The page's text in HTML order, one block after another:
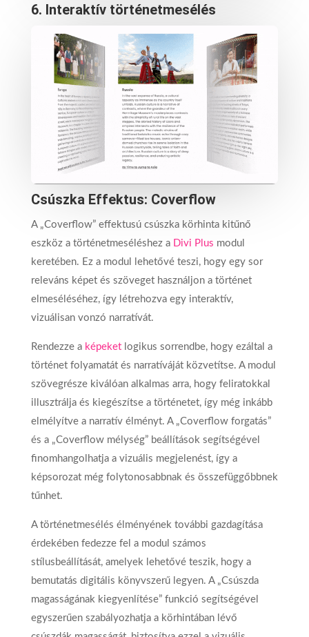
6. Interaktív történetmesélés
Csúszka Effektus: Coverflow
A „Coverflow” effektusú csúszka körhinta kitűnő
eszköz a történetmeséléshez a Divi Plus modul
keretében. Ez a modul lehetővé teszi, hogy egy sor
releváns képet és szöveget használjon a történet
elmeséléséhez, így létrehozva egy interaktív,
vizuálisan vonzó narratívát.
Rendezze a képeketlogikus sorrendbe, hogy ezáltal a
történet folyamatát és narratíváját közvetítse. A modul
szövegrésze kiválóan alkalmas arra, hogy feliratokkal
illusztrálja és kiegészítse a történetet, így még inkább
elmélyítve a narratív élményt. A „Coverflow forgatás”
és a „Coverflow mélység” beállítások segítségével
finomhangolhatja a vizuális megjelenést, így a
képsorozat még folytonosabbnak és összefüggőbbnek
tűnhet.
A történetmesélés élményének további gazdagítása
érdekében fedezze fel a modul számos
stílusbeállítását, amelyek lehetővé teszik, hogy a
bemutatás digitális könyvszerű legyen. A „Csúszda
magasságának kiegyenlítése” funkció segítségével
egyszerűen szabályozhatja a körhintában lévő